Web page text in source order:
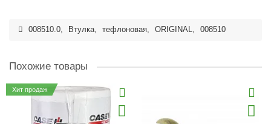
008510.0, Втулка, тефлоновая, ORIGINAL, 008510
Похожие товары
Хит продаж